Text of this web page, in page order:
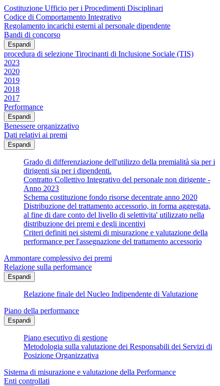
Costituzione Ufficio per i Procedimenti Disciplinari
Codice di Comportamento Integrativo
Regolamento incarichi esterni al personale dipendente
Bandi di concorso
Espandi
procedura di selezione Tirocinanti di Inclusione Sociale (TIS)
2023
2020
2019
2018
2017
Performance
Espandi
Benessere organizzativo
Dati relativi ai premi
Espandi
Grado di differenziazione dell'utilizzo della premialità sia per i
dirigenti sia per i dipendenti.
Contratto Collettivo Integrativo del personale non dirigente -
Anno 2023
Schema costituzione fondo risorse decentrate anno 2020
Distribuzione del trattamento accessorio, in forma aggregata,
al fine di dare conto del livello di selettivita' utilizzato nella
distribuzione dei premi e degli incentivi
Criteri definiti nei sistemi di misurazione e valutazione della
performance per l'assegnazione del trattamento accessorio
Ammontare complessivo dei premi
Relazione sulla performance
Espandi
Relazione finale del Nucleo Indipendente di Valutazione
Piano della performance
Espandi
Piano esecutivo di gestione
Metodologia sulla valutazione dei Responsabili dei Servizi di
Posizione Organizzativa
Sistema di misurazione e valutazione della Performance
Enti controllati